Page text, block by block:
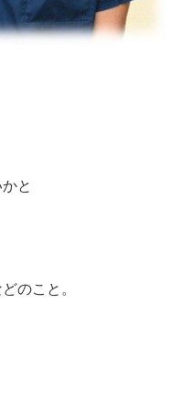
と
のこと。